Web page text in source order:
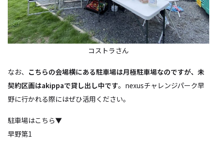
コストラさん
なお、 こちらの会場横にある駐車場は月極駐車場なのですが、未
契約区画はakippaで貸し出し中です。nexusチャレンジパーク早
野に行かれる際にはぜひ活用ください。
駐車場はこちら▼
早野第1